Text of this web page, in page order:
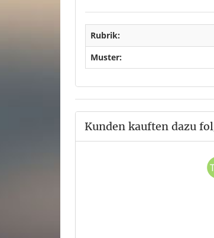
Rubrik:
Muster:
Kunden kauften dazu